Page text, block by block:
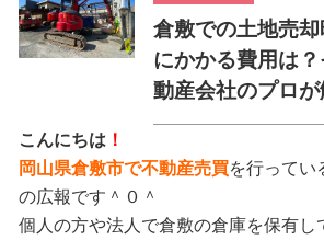
倉敷での土地売
にかかる費用は
動産会社のプロが
こんにちは ！
岡山県倉敷市で不動産売買を行ってい
の広報です＾０＾
個人の方や法人で倉敷の倉庫を保有し